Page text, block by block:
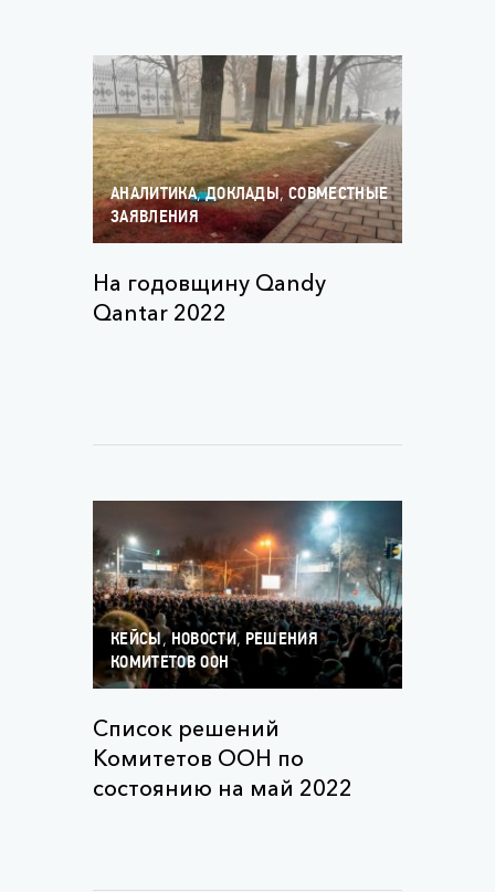
АНАЛИТИКА,ДОКЛАДЫ,СОВМЕСТНЫЕ
ЗАЯВЛЕНИЯ
На годовщину Qandy
Qantar 2022
КЕЙСЫ,НОВОСТИ, РЕШЕНИЯ
КОМИТЕТОВ ООН
Список решений
Комитетов ООН по
состоянию на май 2022